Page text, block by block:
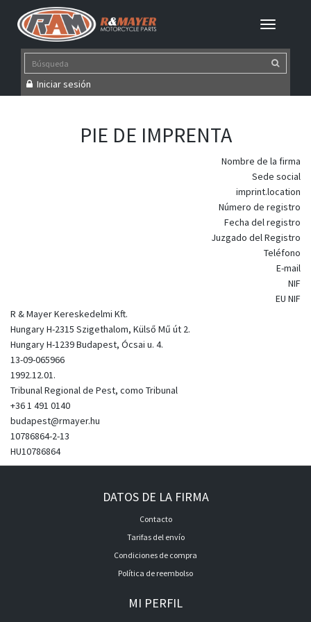
Iniciar sesión
PIE DE IMPRENTA
Nombre de la firma
Sede social
imprint.location
Número de registro
Fecha del registro
Juzgado del Registro
Teléfono
E-mail
NIF
EU NIF
R & Mayer Kereskedelmi Kft.
Hungary H-2315 Szigethalom, Külső Mű út 2.
Hungary H-1239 Budapest, Ócsai u. 4.
13-09-065966
1992.12.01.
Tribunal Regional de Pest, como Tribunal
+36 1 491 0140
budapest@rmayer.hu
10786864-2-13
HU10786864
DATOS DE LA FIRMA
Contacto
Tarifas del envío
Condiciones de compra
Política de reembolso
MI PERFIL